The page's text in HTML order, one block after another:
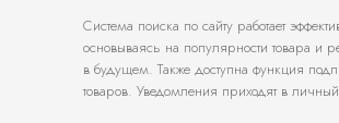
Система поиска по сайту работает
основываясь на популярности товара и
в будущем. Также доступна функция
товаров. Уведомления приходят в